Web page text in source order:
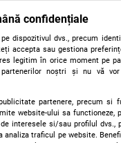
confidențiale
dispozitivul dvs., precum
accepta sau gestiona
legitim în orice moment pe
noștri și nu vă
partenere, precum si
website-ului sa functioneze,
interesele si/sau profilul dvs.,
traficul pe website.